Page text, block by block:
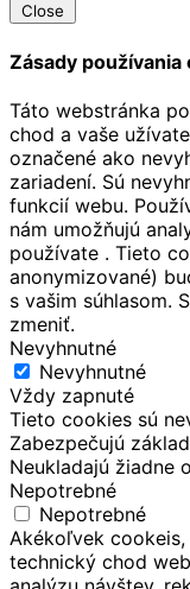
Close
Zásady používania
Táto webstránka
chod a vaše
označené ako
zariadení. Sú
funkcií webu.
nám umožňujú
používate . Tieto
anonymizované)
s vašim súhlasom.
zmeniť.
Nevyhnutné
Nevyhnutné
Vždy zapnuté
Tieto cookies sú
Zabezpečujú
Neukladajú žiadne
Nepotrebné
Nepotrebné
Akékoľvek
technický chod